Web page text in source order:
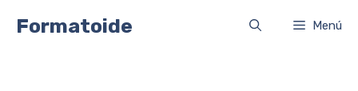
Formatoide Menú